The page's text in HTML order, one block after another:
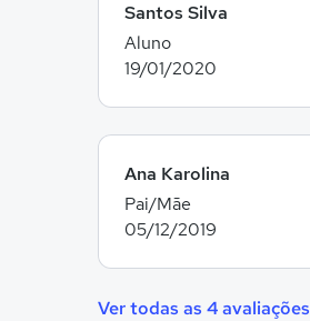
Santos Silva
Aluno
19/01/2020
Ana Karolina
Pai/Mãe
05/12/2019
Ver todas as 4 avaliações